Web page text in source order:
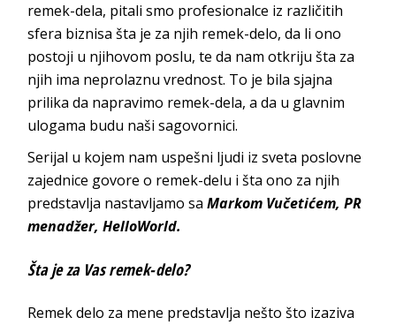
remek-dela, pitali smo profesionalce iz različitih
sfera biznisa šta je za njih remek-delo, da li ono
postoji u njihovom poslu, te da nam otkriju šta za
njih ima neprolaznu vrednost. To je bila sjajna
prilika da napravimo remek-dela, a da u glavnim
ulogama budu naši sagovornici.
Serijal u kojem nam uspešni ljudi iz sveta poslovne
zajednice govore o remek-delu i šta ono za njih
predstavlja nastavljamo saMarkom Vučetićem, PR
menadžer, HelloWorld.
Šta je za Vas remek-delo?
Remek delo za mene predstavlja nešto što izaziva